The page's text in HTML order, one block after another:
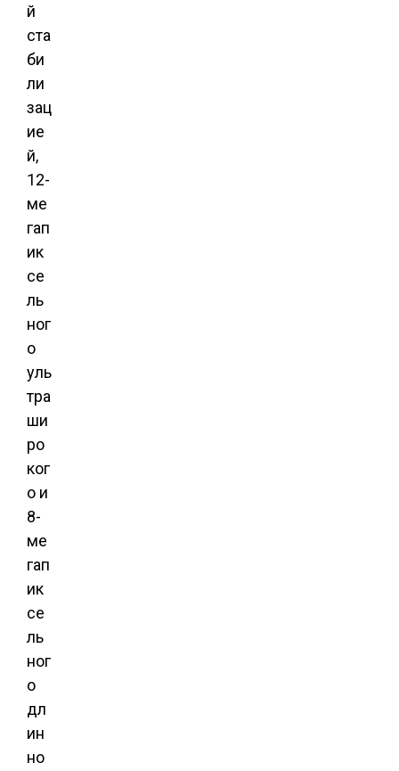
й
ста
би
ли
зац
ие
й,
12-
ме
гап
ик
се
ль
ног
о
уль
тра
ши
ро
ког
о и
8-
ме
гап
ик
се
ль
ног
о
дл
ин
но